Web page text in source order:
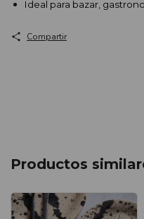
Ideal para bazar,
Compartir
Productos